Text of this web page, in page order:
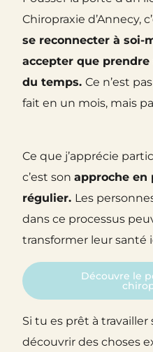
Chiropraxie d’Annecy,
se reconnecter à soi-
accepter que
du temps.Ce n’est
fait en un mois, mais
Ce que j’apprécie
c’est sonapproche en
régulier. Les
dans ce processus
transformer leur santé
Découvre le
Si tu es prêt à
découvrir des choses